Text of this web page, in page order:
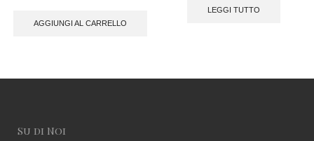
AGGIUNGI AL CARRELLO
LEGGI TUTTO
Su di Noi